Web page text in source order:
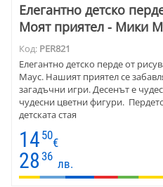
Елегантно детско
Моят приятел - Мики
Код: PER821
Елегантно детско перде от
Маус. Нашият приятел се
загадъчни игри. Десенът е
чудесни цветни фигури.
детската стая
14 50
€
28 36
лв.